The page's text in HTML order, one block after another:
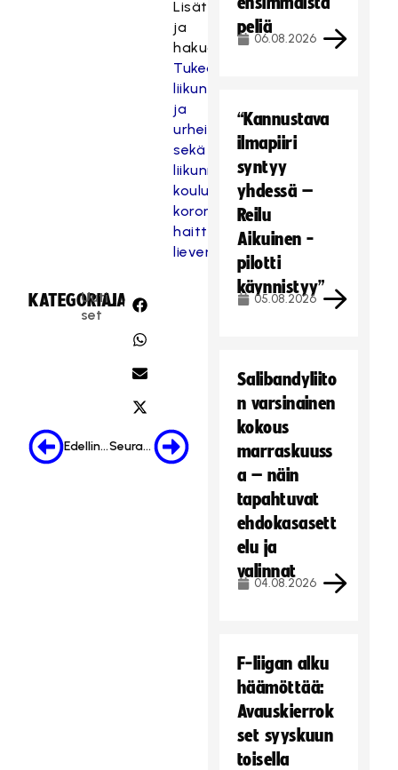
Lisätietoja
ja
hakuohjeita:
Tukea
liikunta-
ja
urheiluseuroille
sekä
liikunnan
koulutuskeskuksille
koronapandemian
haittojen
lieventämiseksi
KATEGORIA:
Uuti
set
JAA:
Edellinen Seuraava
peliä
06.08.2026
“Kannustava
ilmapiiri
syntyy
yhdessä –
Reilu
Aikuinen -
pilotti
käynnistyy”
05.08.2026
Salibandyliito
n varsinainen
kokous
marraskuuss
a – näin
tapahtuvat
ehdokasasett
elu ja
valinnat
04.08.2026
F-liigan alku
häämöttää:
Avauskierrok
set syyskuun
toisella